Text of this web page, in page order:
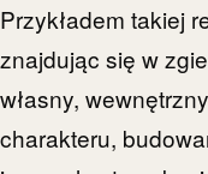
Przykładem takiej
znajdując się w
własny,
charakteru,